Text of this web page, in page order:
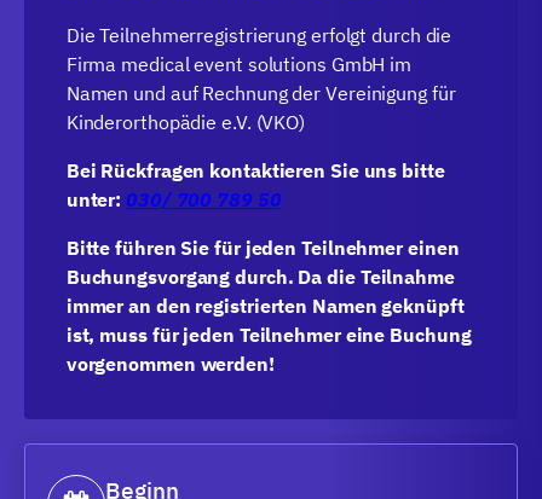
Die Teilnehmerregistrierung erfolgt durch die
Firma medical event solutions GmbH im
Namen und auf Rechnung der Vereinigung für
Kinderorthopädie e.V. (VKO)
Bei Rückfragen kontaktieren Sie uns bitte
unter: 030/ 700 789 50
Bitte führen Sie für jeden Teilnehmer einen
Buchungsvorgang durch. Da die Teilnahme
immer an den registrierten Namen geknüpft
ist, muss für jeden Teilnehmer eine Buchung
vorgenommen werden!
Beginn